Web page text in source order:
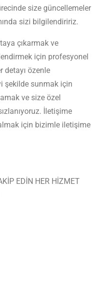
size güncellemeler
sizi bilgilendiririz.
çıkarmak ve
için profesyonel
detayı özenle
şekilde sunmak için
ve size özel
İletişime
için bizimle iletişime
EDİN HER HİZMET